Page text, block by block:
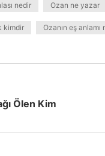
nedir Ozan ne yazar
kimdir Ozanın eş anlamı
Ölen Kim